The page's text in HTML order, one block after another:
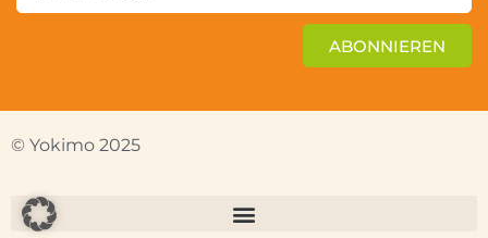
ABONNIEREN
© Yokimo 2025